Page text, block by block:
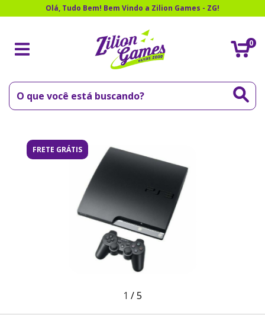
Olá, Tudo Bem! Bem Vindo a Zilion Games - ZG!
0
FRETE GRÁTIS
1 /5